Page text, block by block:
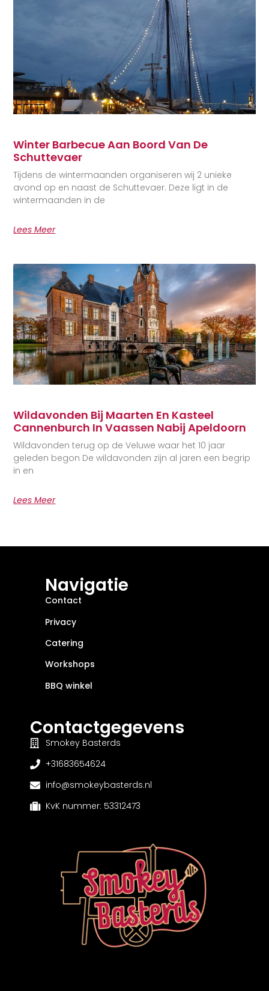
Winter Barbecue Aan Boord Van De
Schuttevaer
Tijdens de wintermaanden organiseren wij 2 unieke
avond op en naast de Schuttevaer. Deze ligt in de
wintermaanden in de
Lees Meer
Wildavonden Bij Maarten En Kasteel
Cannenburch In Vaassen Nabij Apeldoorn
Wildavonden terug op de Veluwe waar het 10 jaar
geleden begon De wildavonden zijn al jaren een begrip
in en
Lees Meer
Navigatie
Contact
Privacy
Catering
Workshops
BBQ winkel
Contactgegevens
Smokey Basterds
+31683654624
info@smokeybasterds.nl
KvK nummer: 53312473